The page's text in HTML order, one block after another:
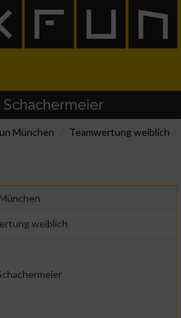
München
Teamwertung weiblich
weiblich